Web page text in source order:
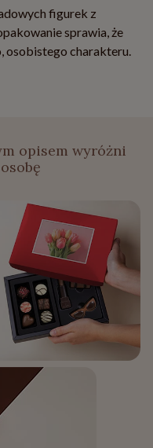
figurek z
sprawia, że
osobistego charakteru.
opisem wyróżni